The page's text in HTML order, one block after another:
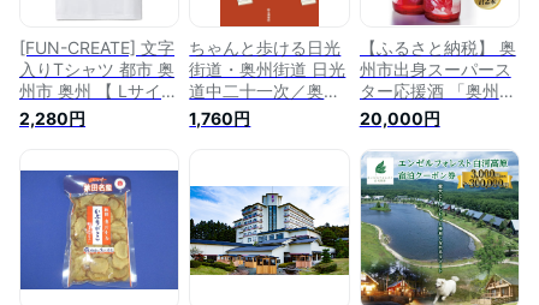
[FUN-CREATE] 文字
入りTシャツ 都市 奥
州市 奥州 【 Lサイズ
】 【14.奥州市】 【
アイラブ〇〇市 メー
2,280円
ちゃんと歩ける日光
街道・奥州街道 日光
道中二十一次／奥州
道中十次 [ 八木牧夫
]
1,760円
【ふるさと納税】 奥
州市出身スーパース
ター応援酒 「奥州ノ
龍 二刀流セット」
のし対応 [G0023]
20,000円